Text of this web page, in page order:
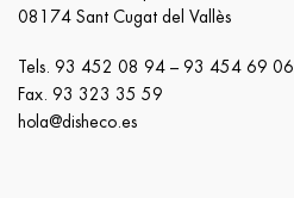
08174 Sant Cugat del Vallès
Tels. 93 452 08 94 – 93 454 69 06
Fax. 93 323 35 59
hola@disheco.es